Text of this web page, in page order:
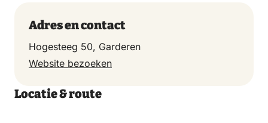
Adres en contact
Hogesteeg 50, Garderen
Website bezoeken
Locatie & route